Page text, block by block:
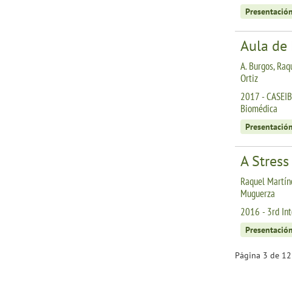
Aula de
A. Burgos,
Ortiz
2017 -
Biomédica
A
Raquel
Muguerza
2016 - 3rd
Página 3 de